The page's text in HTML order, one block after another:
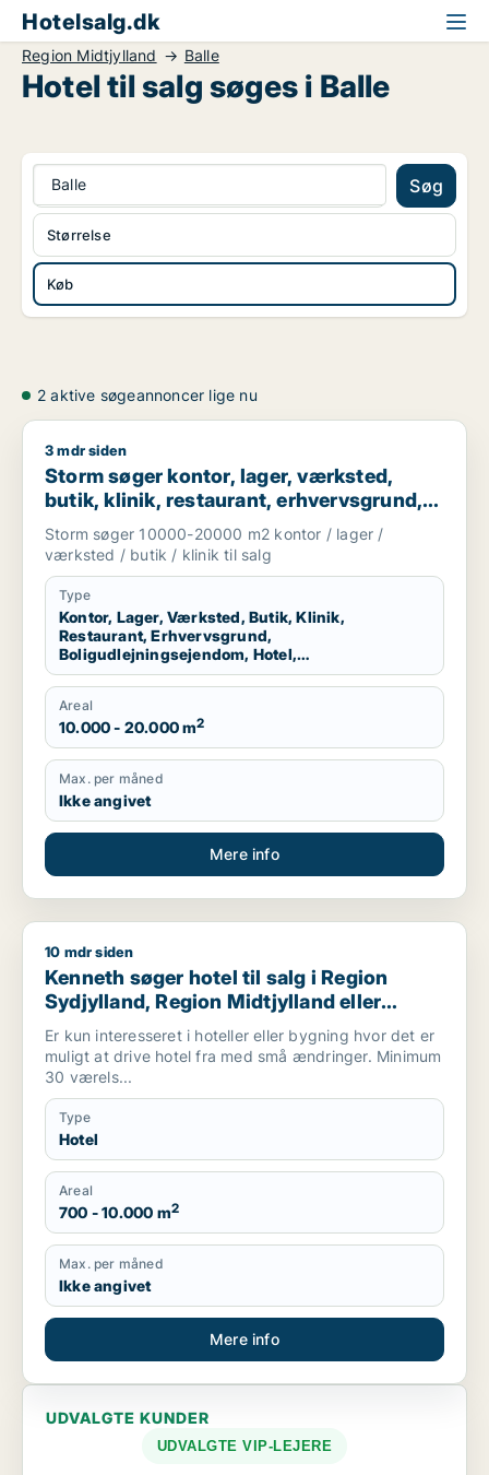
Hotelsalg.dk
Region Midtjylland Balle
Hotel til salg søges i Balle
Balle Søg
Køb
Størrelse
2 aktive søgeannoncer lige nu
Storm søger kontor, lager, værksted, butik, klinik,
3 mdr siden
Storm søger kontor, lager, værksted,
butik, klinik, restaurant, erhvervsgrund,
boligudlejningsejendom, hotel,
produktionslokaler eller garage til salg i
Vallensbæk, Ballerup eller Allerød m.fl.
Storm søger 10000-20000 m2 kontor / lager /
værksted / butik / klinik til salg
Type
Kontor, Lager, Værksted, Butik, Klinik,
Restaurant, Erhvervsgrund,
Boligudlejningsejendom, Hotel,
Produktionslokaler, Garage
Areal
10.000 - 20.000 m2
Max. per måned
Ikke angivet
Mere info
Kenneth søger hotel til salg i Region Sydjylland, Region
10 mdr siden
Kenneth søger hotel til salg i Region
Sydjylland, Region Midtjylland eller
Mariager
Er kun interesseret i hoteller eller bygning hvor det er
muligt at drive hotel fra med små ændringer. Minimum
30 værels...
Type
Hotel
Areal
700 - 10.000 m2
Max. per måned
Ikke angivet
Mere info
UDVALGTE KUNDER
UDVALGTE VIP-LEJERE